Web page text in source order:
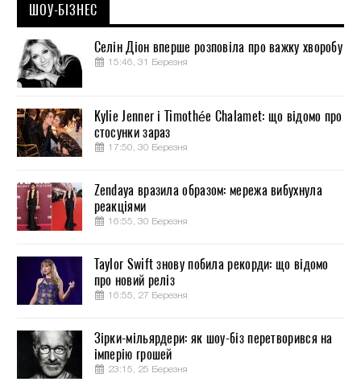
ШОУ-БІЗНЕС
Селін Діон вперше розповіла про важку хворобу
15:46, 31 Березня
Kylie Jenner і Timothée Chalamet: що відомо про
стосунки зараз
17:50, 30 Березня
Zendaya вразила образом: мережа вибухнула
реакціями
16:55, 30 Березня
Taylor Swift знову побила рекорди: що відомо
про новий реліз
16:55, 27 Березня
Зірки-мільярдери: як шоу-біз перетворився на
імперію грошей
23:15, 25 Березня